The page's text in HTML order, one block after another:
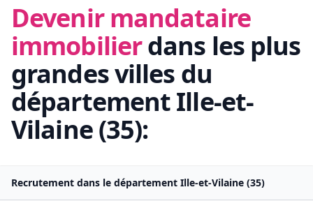
Devenir mandataire
immobilierdans les plus
grandes villes du
départementIlle-et-
Vilaine(35):
Recrutement dans le département Ille-et-Vilaine (35)